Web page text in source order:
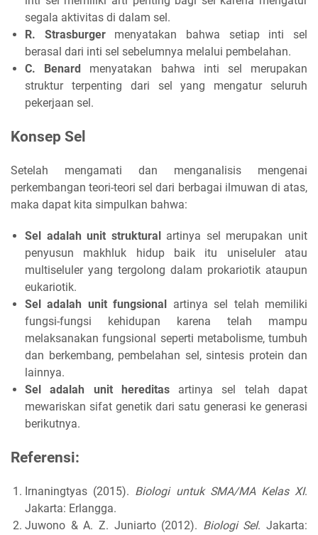
segala aktivitas di dalam sel.
R. Strasburgermenyatakan bahwa setiap inti sel
berasal dari inti sel sebelumnya melalui pembelahan.
C. Benard
menyatakan bahwa inti sel merupakan
struktur terpenting dari sel yang mengatur seluruh
pekerjaan sel.
Konsep Sel
Setelah mengamati dan menganalisis mengenai
perkembangan teori-teori sel dari berbagai ilmuwan di atas,
maka dapat kita simpulkan bahwa:
Sel adalah unit struktural
artinya sel merupakan unit
penyusun makhluk hidup baik itu uniseluler atau
multiseluler yang tergolong dalam prokariotik ataupun
eukariotik.
Sel adalah unit fungsional
artinya sel telah memiliki
fungsi-fungsi kehidupan karena telah mampu
melaksanakan fungsional seperti metabolisme, tumbuh
dan berkembang, pembelahan sel, sintesis protein dan
lainnya.
Sel adalah unit hereditasartinya sel telah dapat
mewariskan sifat genetik dari satu generasi ke generasi
berikutnya.
Referensi:
Irnaningtyas (2015). Biologi untuk SMA/MA Kelas XI.
Jakarta: Erlangga.
Juwono & A. Z. Juniarto (2012). Biologi Sel. Jakarta: